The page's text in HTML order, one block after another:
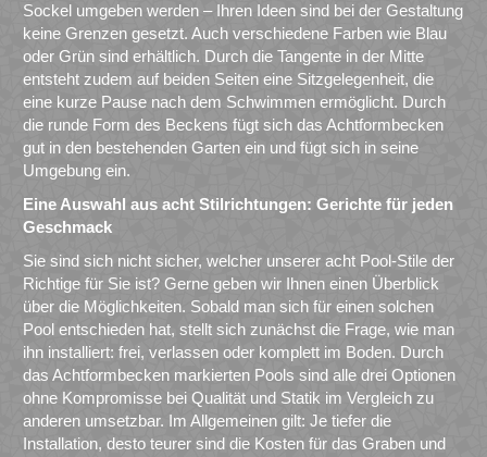
Sockel umgeben werden – Ihren Ideen sind bei der Gestaltung
keine Grenzen gesetzt. Auch verschiedene Farben wie Blau
oder Grün sind erhältlich. Durch die Tangente in der Mitte
entsteht zudem auf beiden Seiten eine Sitzgelegenheit, die
eine kurze Pause nach dem Schwimmen ermöglicht. Durch
die runde Form des Beckens fügt sich das Achtformbecken
gut in den bestehenden Garten ein und fügt sich in seine
Umgebung ein.
Eine Auswahl aus acht Stilrichtungen: Gerichte für jeden
Geschmack
Sie sind sich nicht sicher, welcher unserer acht Pool-Stile der
Richtige für Sie ist? Gerne geben wir Ihnen einen Überblick
über die Möglichkeiten. Sobald man sich für einen solchen
Pool entschieden hat, stellt sich zunächst die Frage, wie man
ihn installiert: frei, verlassen oder komplett im Boden. Durch
das Achtformbecken markierten Pools sind alle drei Optionen
ohne Kompromisse bei Qualität und Statik im Vergleich zu
anderen umsetzbar. Im Allgemeinen gilt: Je tiefer die
Installation, desto teurer sind die Kosten für das Graben und